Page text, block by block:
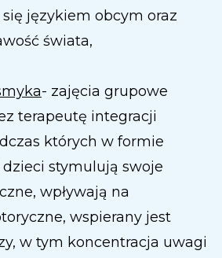
językiem obcym oraz
świata,
- zajęcia grupowe
terapeutę integracji
których w formie
stymulują swoje
wpływają na
wspierany jest
w tym koncentracja uwagi